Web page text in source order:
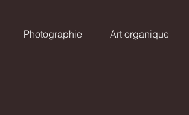
Photographie Art organique